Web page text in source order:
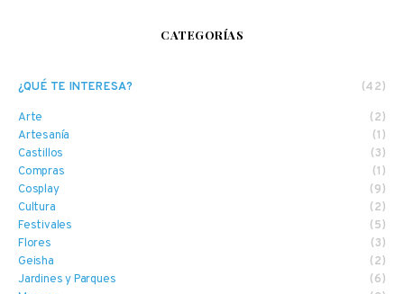
CATEGORÍAS
¿QUÉ TE INTERESA? (42)
Arte
(2)
Artesanía
(1)
Castillos
(3)
Compras
(1)
Cosplay
(9)
Cultura
(2)
Festivales
(5)
Flores
(3)
Geisha
(2)
Jardines y Parques
(6)